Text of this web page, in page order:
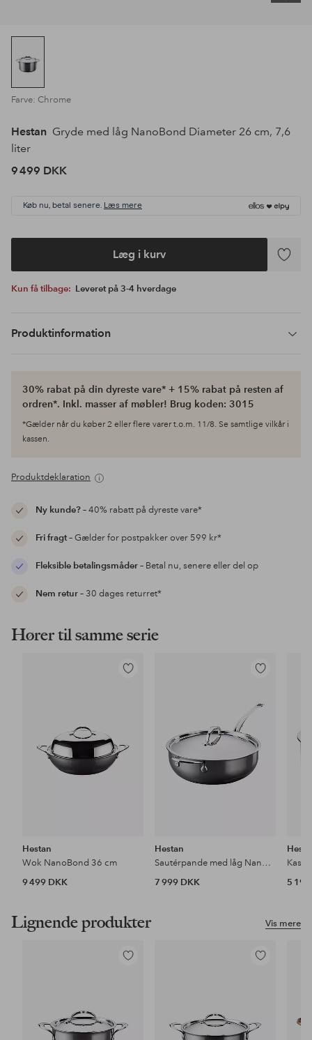
Farve: Chrome
Hestan Gryde med låg NanoBond Diameter 26 cm, 7,6
liter
9 499 DKK
Køb nu, betal senere. Læs mere
Læg i kurv
Tilføj
Kun få tilbage: Leveret på 3-4 hverdage
Produktinformation
30% rabat på din dyreste vare* + 15% rabat på resten af
ordren*. Inkl. masser af møbler! Brug koden: 3015
*Gælder når du køber 2 eller flere varer t.o.m. 11/8. Se samtlige vilkår i
kassen.
Produktdeklaration
Ny kunde?– 40% rabatt på dyreste vare*
Fri fragt– Gælder for postpakker over 599 kr*
Fleksible betalingsmåder– Betal nu, senere eller del op
Nem retur– 30 dages returret*
Hører til samme serie
Tilføj
Hestan
Wok NanoBond 36 cm
9 499 DKK
Tilføj
Hestan
Sautérpande med låg NanoBond 28 cm / 4,7 liter
7 999 DKK
5
Vis mere
Lignende produkter
Tilføj
Tilføj